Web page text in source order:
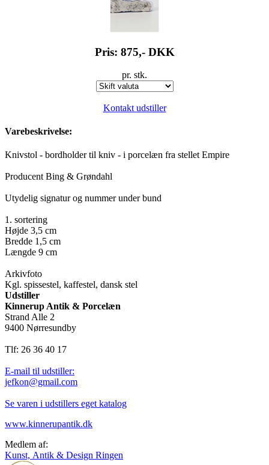
Pris: 875,- DKK
pr. stk.
Kontakt udstiller
Varebeskrivelse:
Knivstol - bordholder til kniv - i porcelæn fra stellet Empire
Producent Bing & Grøndahl
Utydelig signatur og nummer under bund
1. sortering
Højde 3,5 cm
Bredde 1,5 cm
Længde 9 cm
Arkivfoto
Kgl. spissestel, kaffestel, dansk stel
Udstiller
Kinnerup Antik & Porcelæn
Strand Alle 2
9400 Nørresundby
Tlf: 26 36 40 17
E-mail til udstiller:
jefkon@gmail.com
Se varen i udstillers eget katalog
www.kinnerupantik.dk
Medlem af:
Kunst, Antik & Design Ringen